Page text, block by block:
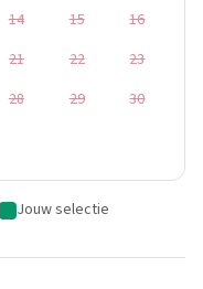
14 15
16
21 22
23
28 29
30
Jouw selectie